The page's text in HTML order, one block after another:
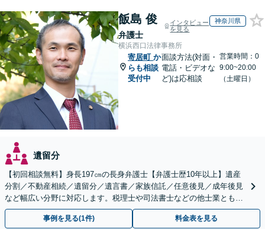
飯島 俊
弁護士
インタビュー
を見る
神奈川県
横浜西口法律事務所
寄居町 か
らも相談
受付中
面談方法(対面・
電話・ビデオな
ど)は応相談
営業時間：0
9:00~20:00
（土曜日）
遺留分
【初回相談無料】身長197㎝の長身弁護士【弁護士歴10年以上】遺産
分割／不動産相続／遺留分／遺言書／家族信託／任意後見／成年後見
など幅広い分野に対応します。税理士や司法書士などの他士業とも連
携【出張相談】【夜間・休日面談】【横浜駅7分】
事例を見る(1件) 料金表を見る